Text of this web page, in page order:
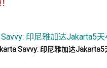
Savvy: 印尼雅加达Jakarta5